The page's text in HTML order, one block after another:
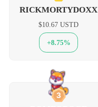
RICKMORTYDOXX
$10.67 USTD
+8.75%
3